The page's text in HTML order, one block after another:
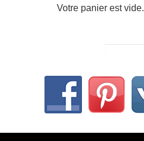
Votre panier est vide.